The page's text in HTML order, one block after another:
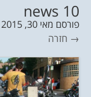
news 10
פורסם מאי 30, 2015
→ חזרה